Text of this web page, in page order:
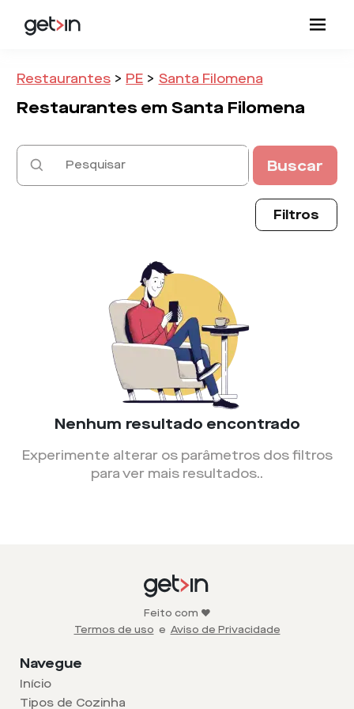
Restaurantes > PE > Santa Filomena
Restaurantes emSanta Filomena
Buscar
Filtros
Nenhum resultado encontrado
Experimente alterar os parâmetros dos filtros
para ver mais resultados..
Feito com ❤️
Termos de uso e Aviso de Privacidade
Navegue
Início
Tipos de Cozinha